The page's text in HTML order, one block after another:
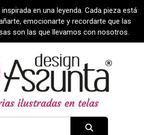
en una leyenda. Cada pieza está
emocionarte y recordarte que las
son las que llevamos con nosotros.